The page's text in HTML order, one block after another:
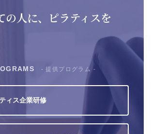
の人に、ピラティスを
- 提供プログラム -
ィス企業研修